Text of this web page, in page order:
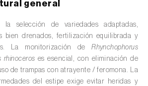
cereale)
avium L.)
spp.)
sativa )
general
selección de variedades adaptadas,
bien drenados, fertilización equilibrada y
La monitorización deRhynchophorus
rhinoceros es esencial, con eliminación de
de trampas con atrayente / feromona. La
del estipe exige evitar heridas y